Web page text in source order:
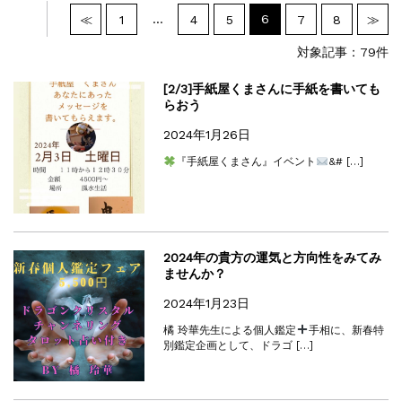
≪ 1 … 4 5 6 7 8 ≫
対象記事：79件
[2/3]手紙屋くまさんに手紙を書いても
らおう
2024年1月26日
『手紙屋くまさん』イベント &# […]
2024年の貴方の運気と方向性をみてみ
ませんか？
2024年1月23日
橘 玲華先生による個人鑑定
手相に、新春特
別鑑定企画として、ドラゴ […]